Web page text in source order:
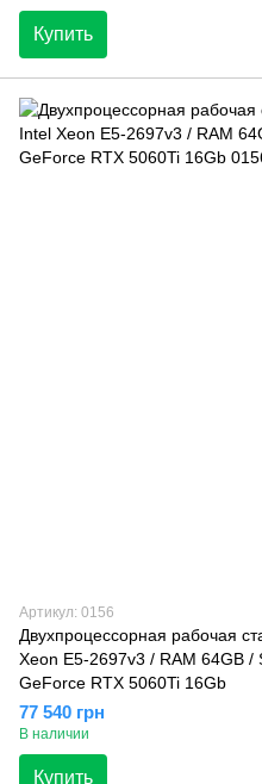
Купить
Артикул: 0156
Двухпроцессорная рабочая
Xeon E5-2697v3 / RAM 64GB /
GeForce RTX 5060Ti 16Gb
77 540 грн
В наличии
Купить